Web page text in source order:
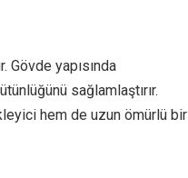
Gövde yapısında
sağlamlaştırır.
hem de uzun ömürlü bir